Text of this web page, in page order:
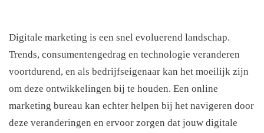
Digitale marketing is een snel evoluerend landschap.
Trends, consumentengedrag en technologie veranderen
voortdurend, en als bedrijfseigenaar kan het moeilijk zijn
om deze ontwikkelingen bij te houden. Een online
marketing bureau kan echter helpen bij het navigeren door
deze veranderingen en ervoor zorgen dat jouw digitale